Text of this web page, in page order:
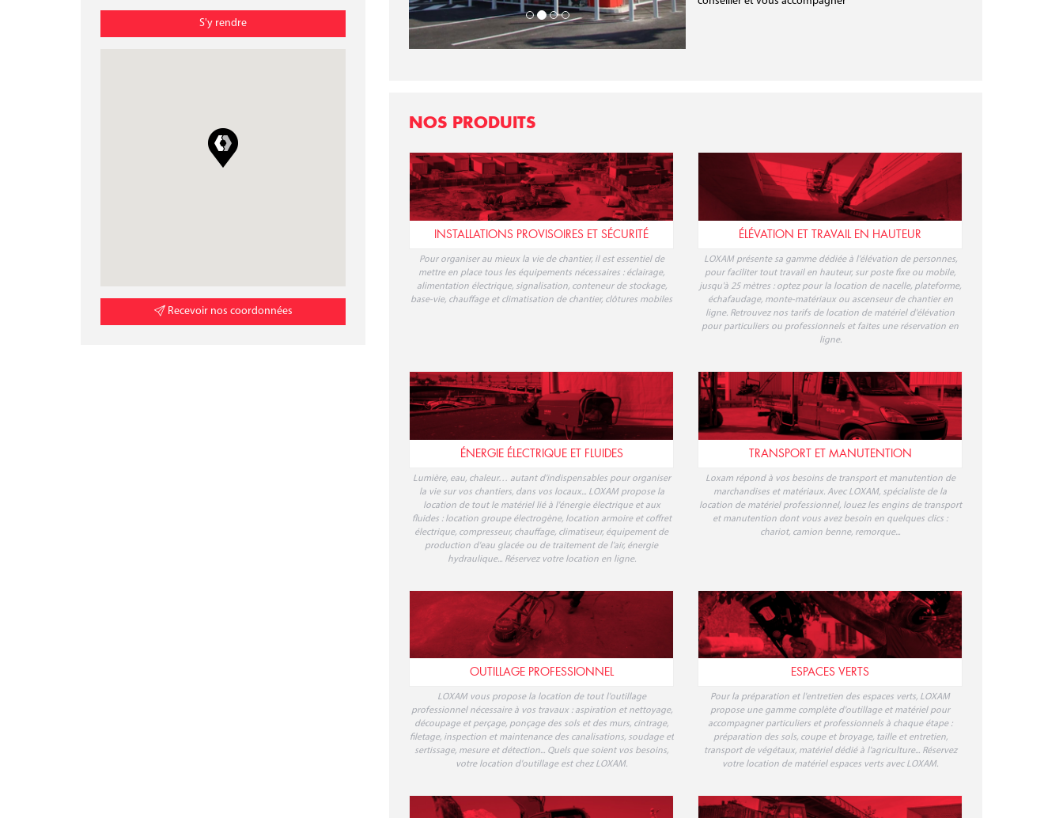
S'y rendre
Recevoir nos coordonnées
NOS PRODUITS
INSTALLATIONS PROVISOIRES ET SÉCURITÉ
Pour organiser au mieux la vie de chantier, il est essentiel de
mettre en place tous les équipements nécessaires : éclairage,
alimentation électrique, signalisation, conteneur de stockage,
base-vie, chauffage et climatisation de chantier, clôtures mobiles
ÉLÉVATION ET TRAVAIL EN HAUTEUR
LOXAM présente sa gamme dédiée à l'élévation de personnes,
pour faciliter tout travail en hauteur, sur poste fixe ou mobile,
jusqu'à 25 mètres : optez pour la location de nacelle, plateforme,
échafaudage, monte-matériaux ou ascenseur de chantier en
ligne. Retrouvez nos tarifs de location de matériel d'élévation
pour particuliers ou professionnels et faites une réservation en
ligne.
ÉNERGIE ÉLECTRIQUE ET FLUIDES
Lumière, eau, chaleur… autant d'indispensables pour organiser
la vie sur vos chantiers, dans vos locaux... LOXAM propose la
location de tout le matériel lié à l'énergie électrique et aux
fluides : location groupe électrogène, location armoire et coffret
électrique, compresseur, chauffage, climatiseur, équipement de
production d'eau glacée ou de traitement de l'air, énergie
hydraulique... Réservez votre location en ligne.
TRANSPORT ET MANUTENTION
Loxam répond à vos besoins de transport et manutention de
marchandises et matériaux. Avec LOXAM, spécialiste de la
location de matériel professionnel, louez les engins de transport
et manutention dont vous avez besoin en quelques clics :
chariot, camion benne, remorque...
OUTILLAGE PROFESSIONNEL
LOXAM vous propose la location de tout l'outillage
professionnel nécessaire à vos travaux : aspiration et nettoyage,
découpage et perçage, ponçage des sols et des murs, cintrage,
filetage, inspection et maintenance des canalisations, soudage et
sertissage, mesure et détection... Quels que soient vos besoins,
votre location d'outillage est chez LOXAM.
ESPACES VERTS
Pour la préparation et l'entretien des espaces verts, LOXAM
propose une gamme complète d'outillage et matériel pour
accompagner particuliers et professionnels à chaque étape :
préparation des sols, coupe et broyage, taille et entretien,
transport de végétaux, matériel dédié à l'agriculture... Réservez
votre location de matériel espaces verts avec LOXAM.